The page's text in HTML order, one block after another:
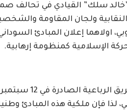
سلك” القيادي في تحالف
ولجان المقاومة
اولاهما إعلان المبادئ
الإسلامية كمنظومة إرهابية.
فإن ملكية هذه المبادئ